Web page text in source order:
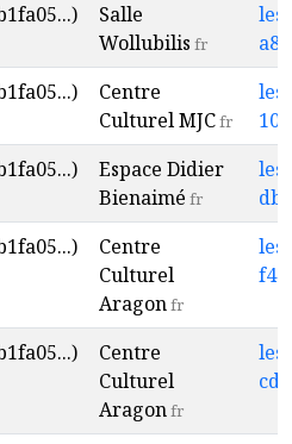
Salle
Wollubilis fr
Centre
Culturel MJCfr
Espace Didier
Bienaimé fr
Centre
Culturel
Aragonfr
Centre
Culturel
Aragonfr